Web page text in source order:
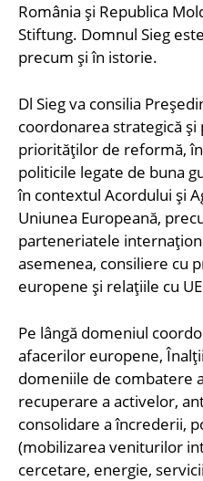
România și Republica
Stiftung. Domnul Sieg
precum și în istorie.
Dl Sieg va consilia
coordonarea strategică și
priorităților de reformă,
politicile legate de buna
în contextul Acordului și
Uniunea Europeană,
parteneriatele
asemenea, consiliere cu
europene și relațiile cu
Pe lângă domeniul
afacerilor europene,
domeniile de combatere
recuperare a activelor,
consolidare a încrederii,
(mobilizarea veniturilor
cercetare, energie,